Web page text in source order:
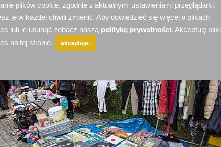
plików cookie, zgodnie z aktualnymi ustawieniami przeglądarki.
je w każdej chwili zmienić. Aby dowiedzieć się więcej o plikach
lub je usunąć zobacz naszą politykę prywatności. Akceptuję pliki
na tej stronie.
akceptuje.